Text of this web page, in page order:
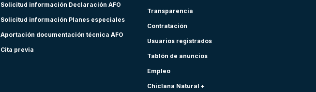
Solicitud información Declaración AFO
Solicitud información Planes especiales
Aportación documentación técnica AFO
Cita previa
Transparencia
Contratación
Usuarios registrados
Tablón de anuncios
Empleo
Chiclana Natural +